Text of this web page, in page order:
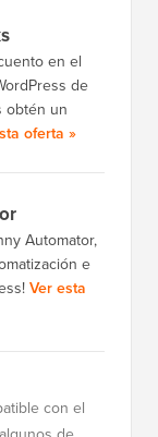
en el
de
obtén un
oferta »
Automator,
e
Ver esta
con el